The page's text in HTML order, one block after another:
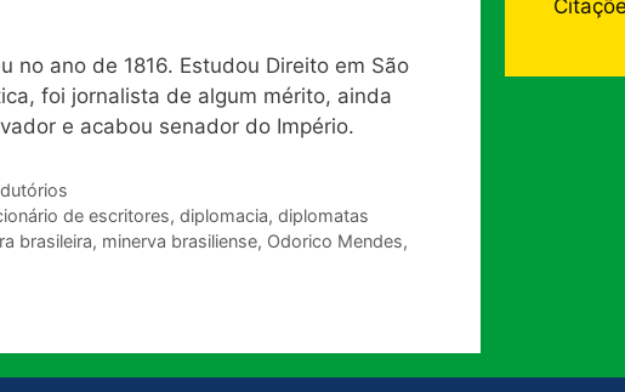
no ano de 1816. Estudou Direito em São
foi jornalista de algum mérito, ainda
e acabou senador do Império.
de escritores, diplomacia, diplomatas
brasileira, minerva brasiliense, Odorico Mendes,